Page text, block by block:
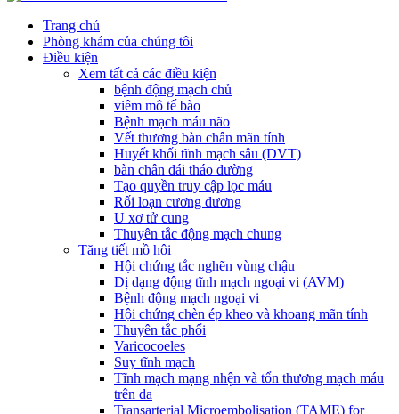
Trang chủ
Phòng khám của chúng tôi
Điều kiện
Xem tất cả các điều kiện
bệnh động mạch chủ
viêm mô tế bào
Bệnh mạch máu não
Vết thương bàn chân mãn tính
Huyết khối tĩnh mạch sâu (DVT)
bàn chân đái tháo đường
Tạo quyền truy cập lọc máu
Rối loạn cương dương
U xơ tử cung
Thuyên tắc động mạch chung
Tăng tiết mồ hôi
Hội chứng tắc nghẽn vùng chậu
Dị dạng động tĩnh mạch ngoại vi (AVM)
Bệnh động mạch ngoại vi
Hội chứng chèn ép kheo và khoang mãn tính
Thuyên tắc phổi
Varicocoeles
Suy tĩnh mạch
Tĩnh mạch mạng nhện và tổn thương mạch máu
trên da
Transarterial Microembolisation (TAME) for